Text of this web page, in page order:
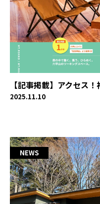
【記事掲載】アクセス
2025.11.10
NEWS